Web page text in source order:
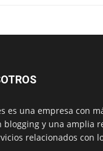
es una empresa con
blogging y una amplia
relacionados con